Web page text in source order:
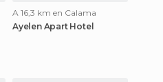
A 16,3 km en Calama
Ayelen Apart Hotel